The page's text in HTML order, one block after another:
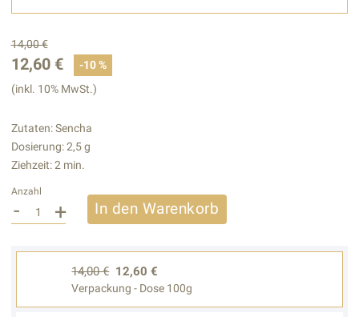
14,00 €
12,60 €
-10 %
(inkl. 10% MwSt.)
Zutaten: Sencha
Dosierung: 2,5 g
Ziehzeit: 2 min.
Anzahl
- + In den Warenkorb
14,00 € 12,60 €
Verpackung - Dose 100g